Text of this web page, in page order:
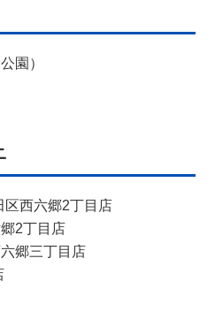
園）
区西六郷2丁目店
2丁目店
郷三丁目店